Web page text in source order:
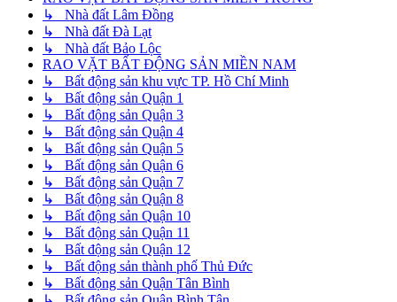
↳ Nhà đất Lâm Đồng
↳ Nhà đất Đà Lạt
↳ Nhà đất Bảo Lộc
RAO VẶT BẤT ĐỘNG SẢN MIỀN NAM
↳ Bất động sản khu vực TP. Hồ Chí Minh
↳ Bất động sản Quận 1
↳ Bất động sản Quận 3
↳ Bất động sản Quận 4
↳ Bất động sản Quận 5
↳ Bất động sản Quận 6
↳ Bất động sản Quận 7
↳ Bất động sản Quận 8
↳ Bất động sản Quận 10
↳ Bất động sản Quận 11
↳ Bất động sản Quận 12
↳ Bất động sản thành phố Thủ Đức
↳ Bất động sản Quận Tân Bình